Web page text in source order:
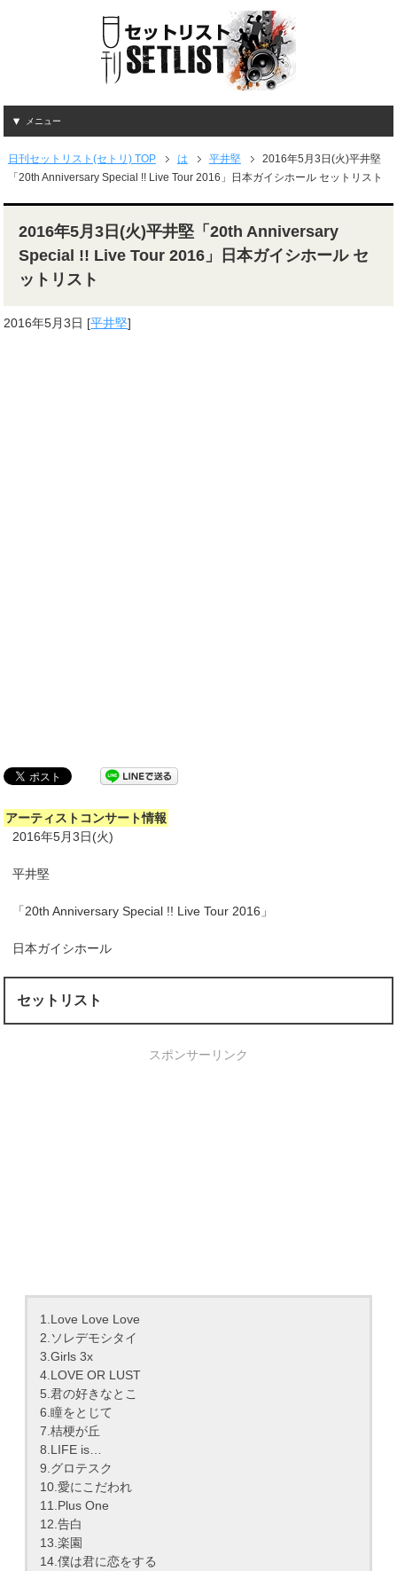
メニュー
日刊セットリスト(セトリ) TOP は 平井堅
2016年5月3日(火)平井堅
「20th Anniversary Special !! Live Tour 2016」日本ガイシホール セットリスト
2016年5月3日(火)平井堅「20th Anniversary
Special !! Live Tour 2016」日本ガイシホール セ
ットリスト
2016年5月3日 [平井堅]
アーティストコンサート情報
2016年5月3日(火)
平井堅
「20th Anniversary Special !! Live Tour 2016」
日本ガイシホール
セットリスト
スポンサーリンク
1.Love Love Love
2.ソレデモシタイ
3.Girls 3x
4.LOVE OR LUST
5.君の好きなとこ
6.瞳をとじて
7.桔梗が丘
8.LIFE is…
9.グロテスク
10.愛にこだわれ
11.Plus One
12.告白
13.楽園
14.僕は君に恋をする